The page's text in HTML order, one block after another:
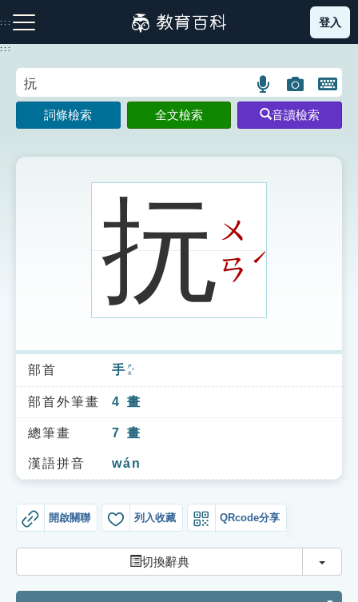
到
主
:::
注音索引圖示 筆畫索引圖示 部首索引表圖示
索引選單
知識索引
單字索引
生命大百科索引
遊戲專區
教學應用
貓頭鷹博士
登入
:::
語
言
搜
示
圖
片
搜
開
鍵
圖
詞條檢索 全文檢索 音讀檢索
抏ㄨ
ㄢˊ
部首 手 ㄕㄡˇ
部首外筆畫 4 畫
總筆畫 7 畫
漢語拼音 wán
開啟關聯 列入收藏 QRcode分享
切換辭典 切換